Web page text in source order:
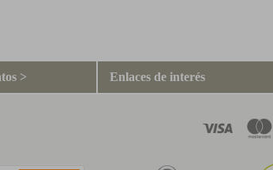
> Enlaces de interés